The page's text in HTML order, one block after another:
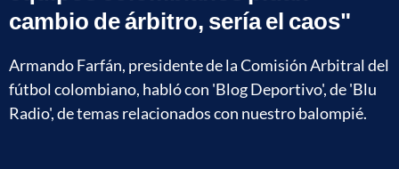
cambio de árbitro, sería el caos"
Armando Farfán, presidente de la Comisión Arbitral del
fútbol colombiano, habló con 'Blog Deportivo', de 'Blu
Radio', de temas relacionados con nuestro balompié.